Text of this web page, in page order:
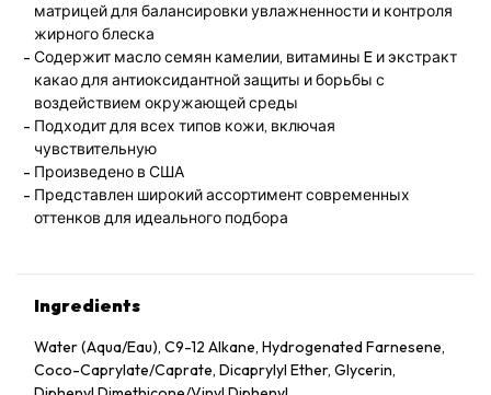
матрицей для балансировки увлажненности и контроля
жирного блеска
Содержит масло семян камелии, витамины E и экстракт
какао для антиоксидантной защиты и борьбы с
воздействием окружающей среды
Подходит для всех типов кожи, включая
чувствительную
Произведено в США
Представлен широкий ассортимент современных
оттенков для идеального подбора
Ingredients
Water (Aqua/Eau), C9-12 Alkane, Hydrogenated Farnesene,
Coco-Caprylate/Caprate, Dicaprylyl Ether, Glycerin,